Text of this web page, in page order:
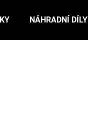
NÁHRADNÍ DÍLY